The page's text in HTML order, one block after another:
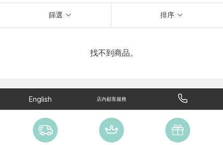
篩選 排序
找不到商品。
English 店內顧客服務